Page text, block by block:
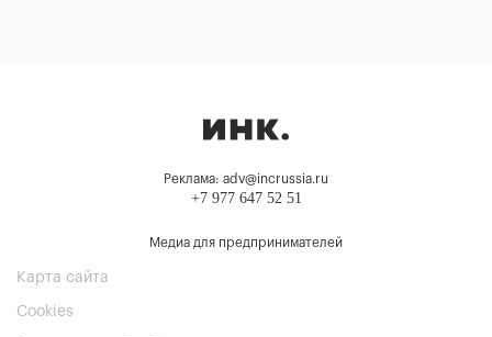
Реклама: adv@incrussia.ru
+7 977 647 52 51
Медиа для предпринимателей
Карта сайта
Cookies